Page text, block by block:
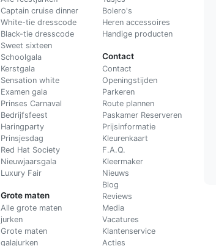
Captain cruise dinner
White-tie dresscode
Black-tie dresscode
Sweet sixteen
Schoolgala
Kerstgala
Sensation white
Examen gala
Prinses Carnaval
Bedrijfsfeest
Haringparty
Prinsjesdag
Red Hat Society
Nieuwjaarsgala
Luxury Fair
Grote maten
Alle grote maten
jurken
Grote maten
galajurken
Bolero's
Heren accessoires
Handige producten
Contact
Contact
Openingstijden
Parkeren
Route plannen
Paskamer Reserveren
Prijsinformatie
Kleurenkaart
F.A.Q.
Kleermaker
Nieuws
Blog
Reviews
Media
Vacatures
Klantenservice
Acties